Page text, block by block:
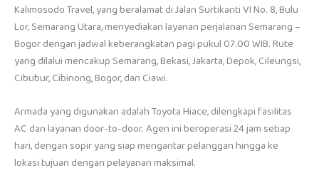
Kalimosodo Travel, yang beralamat di Jalan Surtikanti VI No. 8, Bulu
Lor, Semarang Utara, menyediakan layanan perjalanan Semarang –
Bogor dengan jadwal keberangkatan pagi pukul 07.00 WIB. Rute
yang dilalui mencakup Semarang, Bekasi, Jakarta, Depok, Cileungsi,
Cibubur, Cibinong, Bogor, dan Ciawi.
Armada yang digunakan adalah Toyota Hiace, dilengkapi fasilitas
AC dan layanan door-to-door. Agen ini beroperasi 24 jam setiap
hari, dengan sopir yang siap mengantar pelanggan hingga ke
lokasi tujuan dengan pelayanan maksimal.